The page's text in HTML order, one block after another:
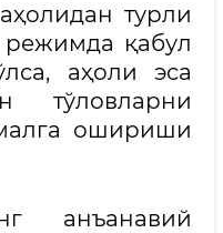
турли
қабул
аҳоли эса
тўловларни
ошириши
анъанавий